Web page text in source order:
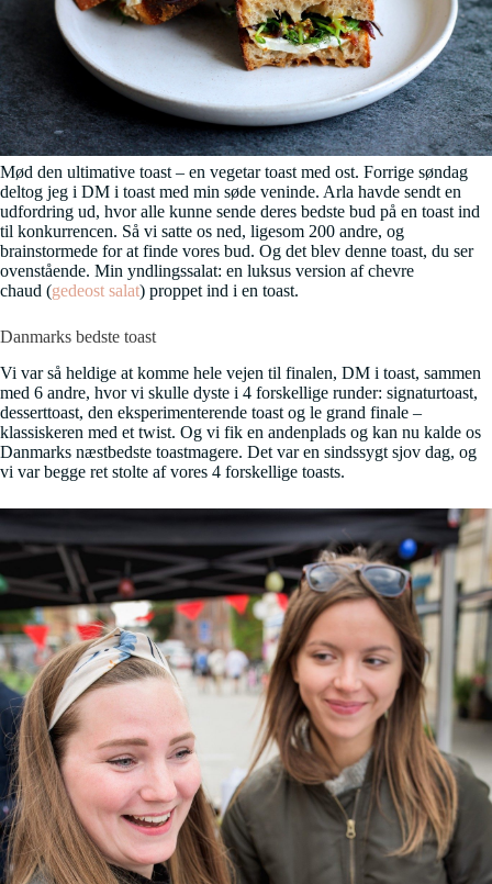
Mød den ultimative toast – en vegetar toast med ost. Forrige søndag
deltog jeg i DM i toast med min søde veninde. Arla havde sendt en
udfordring ud, hvor alle kunne sende deres bedste bud på en toast ind
til konkurrencen. Så vi satte os ned, ligesom 200 andre, og
brainstormede for at finde vores bud. Og det blev denne toast, du ser
ovenstående. Min yndlingssalat: en luksus version af chevre
chaud (gedeost salat) proppet ind i en toast.
Danmarks bedste toast
Vi var så heldige at komme hele vejen til finalen, DM i toast, sammen
med 6 andre, hvor vi skulle dyste i 4 forskellige runder: signaturtoast,
desserttoast, den eksperimenterende toast og le grand finale –
klassiskeren med et twist. Og vi fik en andenplads og kan nu kalde os
Danmarks næstbedste toastmagere. Det var en sindssygt sjov dag, og
vi var begge ret stolte af vores 4 forskellige toasts.